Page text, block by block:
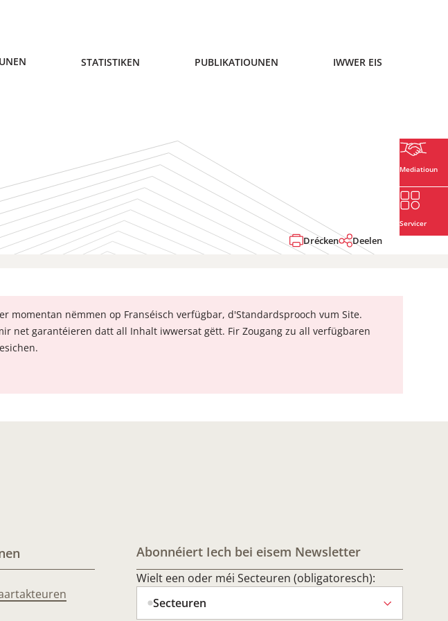
STATISTIKEN PUBLIKATIOUNEN IWWER EIS
Mediatioun
Servicer
Drécken Deelen
momentan nëmmen op Franséisch verfügbar, d'Standardsprooch vum Site.
net garantéieren datt all Inhalt iwwersat gëtt. Fir Zougang zu all verfügbaren
Abonnéiert Iech bei eisem Newsletter
Wielt een oder méi Secteuren (obligatoresch):
Secteuren